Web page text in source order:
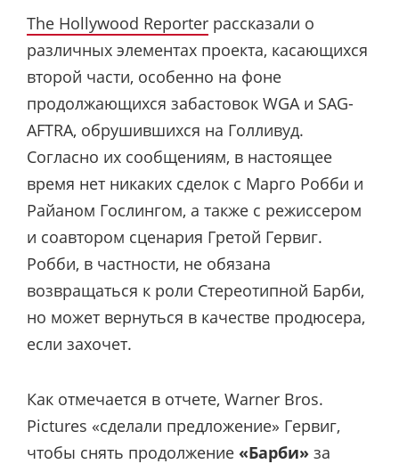
The Hollywood Reporter рассказали о
различных элементах проекта, касающихся
второй части, особенно на фоне
продолжающихся забастовок WGA и SAG-
AFTRA, обрушившихся на Голливуд.
Согласно их сообщениям, в настоящее
время нет никаких сделок с Марго Робби и
Райаном Гослингом, а также с режиссером
и соавтором сценария Гретой Гервиг.
Робби, в частности, не обязана
возвращаться к роли Стереотипной Барби,
но может вернуться в качестве продюсера,
если захочет.
Как отмечается в отчете, Warner Bros.
Pictures «сделали предложение» Гервиг,
чтобы снять продолжение «Барби» за